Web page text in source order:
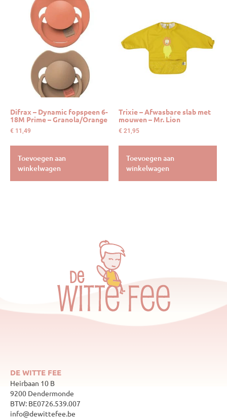
Difrax – Dynamic fopspeen 6-
18M Prime – Granola/Orange
€ 11,49
Toevoegen aan
winkelwagen
Trixie – Afwasbare slab met
mouwen – Mr. Lion
€ 21,95
Toevoegen aan
winkelwagen
DE WITTE FEE
Heirbaan 10 B
9200 Dendermonde
BTW: BE0726.539.007
info@dewittefee.be